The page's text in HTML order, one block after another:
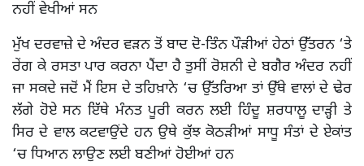
ਨਹੀਂ ਵੇਖੀਆਂ ਸਨ
ਮੁੱਖ ਦਰਵਾਜ਼ੇ ਦੇ ਅੰਦਰ ਵੜਨ ਤੋਂ ਬਾਦ ਦੋ-ਤਿੰਨ ਪੌੜੀਆਂ ਹੇਠਾਂ ਉੱਤਰਨ ‘ਤੇ
ਰੇਂਗ ਕੇ ਰਸਤਾ ਪਾਰ ਕਰਨਾ ਪੈਂਦਾ ਹੈ ਤੁਸੀਂ ਰੋਸ਼ਨੀ ਦੇ ਬਗੈਰ ਅੰਦਰ ਨਹੀਂ
ਜਾ ਸਕਦੇ ਜਦੋਂ ਮੈਂ ਇਸ ਦੇ ਤਹਿਖ਼ਾਨੇ ‘ਚ ਉੱਤਰਿਆ ਤਾਂ ਉੱਥੇ ਵਾਲਾਂ ਦੇ ਢੇਰ
ਲੱਗੇ ਹੋਏ ਸਨ ਇੱਥੇ ਮੰਨਤ ਪੂਰੀ ਕਰਨ ਲਈ ਹਿੰਦੂ ਸ਼ਰਧਾਲੂ ਦਾੜ੍ਹੀ ਤੇ
ਸਿਰ ਦੇ ਵਾਲ ਕਟਵਾਉਂਦੇ ਹਨ ਉਥੇ ਕੁੱਝ ਕੋਠੜੀਆਂ ਸਾਧੂ ਸੰਤਾਂ ਦੇ ਏਕਾਂਤ
‘ਚ ਧਿਆਨ ਲਾਉਣ ਲਈ ਬਣੀਆਂ ਹੋਈਆਂ ਹਨ